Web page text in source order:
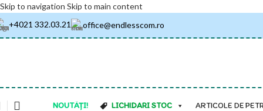
Skip to navigation Skip to main content
+4021 332.03.21
office@endlesscom.ro
NOUTĂȚI! LICHIDARI STOC ARTICOLE DE